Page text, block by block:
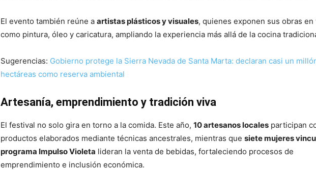
El evento también reúne a artistas plásticos y visuales, quienes exponen sus obras en
como pintura, óleo y caricatura, ampliando la experiencia más allá de la cocina
Sugerencias: Gobierno protege la Sierra Nevada de Santa Marta: declaran casi un
hectáreas como reserva ambiental
Artesanía, emprendimiento y tradición viva
El festival no solo gira en torno a la comida. Este año, 10 artesanos locales participan
productos elaborados mediante técnicas ancestrales, mientras que siete mujeres
programa Impulso Violeta lideran la venta de bebidas, fortaleciendo procesos de
emprendimiento e inclusión económica.